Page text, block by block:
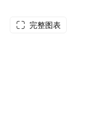
完整图表